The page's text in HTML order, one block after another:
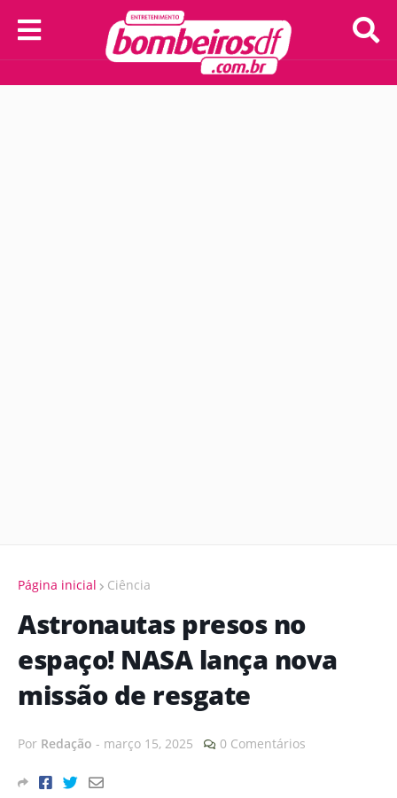
Página inicial Ciência
Astronautas presos no
espaço! NASA lança nova
missão de resgate
Por Redação - março 15, 2025 0 Comentários